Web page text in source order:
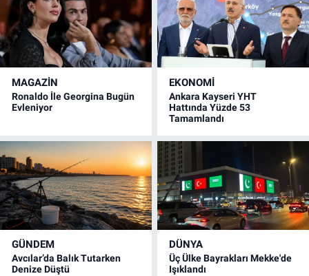
MAGAZİN
Ronaldo İle Georgina Bugün
Evleniyor
EKONOMİ
Ankara Kayseri YHT
Hattında Yüzde 53
Tamamlandı
GÜNDEM
Avcılar’da Balık Tutarken
Denize Düştü
DÜNYA
Üç Ülke Bayrakları Mekke'de
Işıklandı